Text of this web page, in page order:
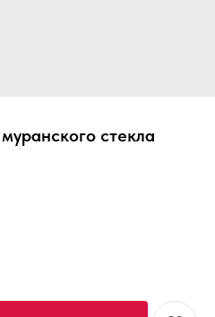
стекла